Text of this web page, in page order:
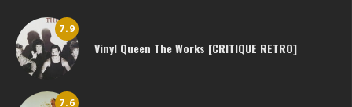
7.9
Vinyl Queen The Works [CRITIQUE RETRO]
7.6